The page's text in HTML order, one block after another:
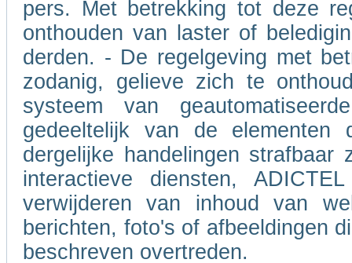
pers. Met betrekking tot deze
onthouden van laster of
derden. - De regelgeving met
zodanig, gelieve zich te
systeem van
gedeeltelijk van de
dergelijke handelingen
interactieve diensten,
verwijderen van inhoud van
berichten, foto's of afbeeldingen
beschreven overtreden.